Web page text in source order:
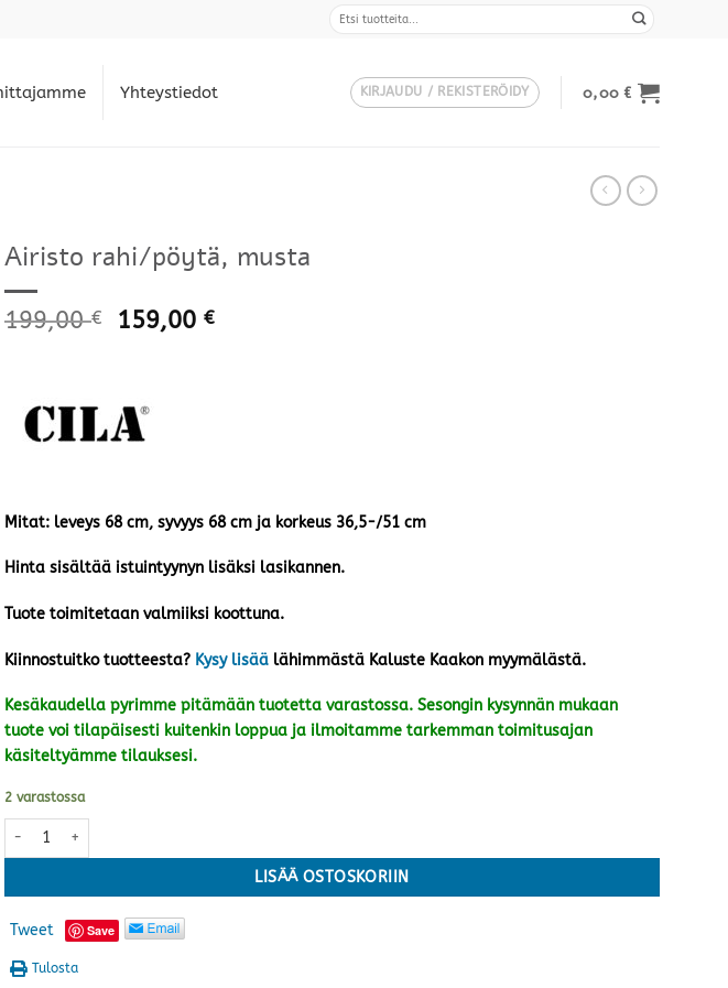
Yhteystiedot KIRJAUDU / REKISTERÖIDY 0,00€
Airisto rahi/pöytä, musta
199,00€ 159,00€
Mitat: leveys 68 cm, syvyys 68 cm ja korkeus 36,5-/51 cm
Hinta sisältää istuintyynyn lisäksi lasikannen.
Tuote toimitetaan valmiiksi koottuna.
Kiinnostuitko tuotteesta? Kysy lisää lähimmästä Kaluste Kaakon myymälästä.
Kesäkaudella pyrimme pitämään tuotetta varastossa. Sesongin kysynnän mukaan
tuote voi tilapäisesti kuitenkin loppua ja ilmoitamme tarkemman toimitusajan
käsiteltyämme tilauksesi.
2 varastossa
Airisto rahi/pöytä, musta määrä
LISÄÄ OSTOSKORIIN
Tweet Save
Tulosta